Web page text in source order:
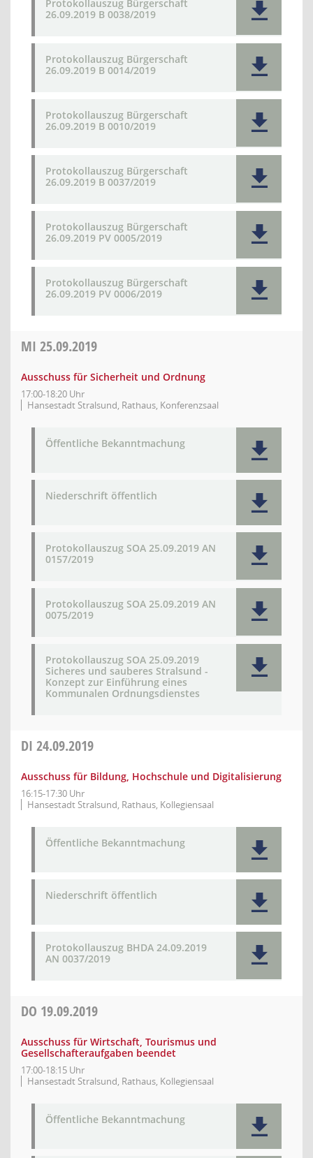
Protokollauszug Bürgerschaft
26.09.2019 B 0038/2019
Protokollauszug Bürgerschaft
26.09.2019 B 0014/2019
Protokollauszug Bürgerschaft
26.09.2019 B 0010/2019
Protokollauszug Bürgerschaft
26.09.2019 B 0037/2019
Protokollauszug Bürgerschaft
26.09.2019 PV 0005/2019
Protokollauszug Bürgerschaft
26.09.2019 PV 0006/2019
MI 25.09.2019
Ausschuss für Sicherheit und Ordnung
17:00-18:20 Uhr
Hansestadt Stralsund, Rathaus, Konferenzsaal
Öffentliche Bekanntmachung
Niederschrift öffentlich
Protokollauszug SOA 25.09.2019 AN
0157/2019
Protokollauszug SOA 25.09.2019 AN
0075/2019
Protokollauszug SOA 25.09.2019
Sicheres und sauberes Stralsund -
Konzept zur Einführung eines
Kommunalen Ordnungsdienstes
DI 24.09.2019
Ausschuss für Bildung, Hochschule und Digitalisierung
16:15-17:30 Uhr
Hansestadt Stralsund, Rathaus, Kollegiensaal
Öffentliche Bekanntmachung
Niederschrift öffentlich
Protokollauszug BHDA 24.09.2019
AN 0037/2019
DO 19.09.2019
Ausschuss für Wirtschaft, Tourismus und
Gesellschafteraufgaben beendet
17:00-18:15 Uhr
Hansestadt Stralsund, Rathaus, Kollegiensaal
Öffentliche Bekanntmachung